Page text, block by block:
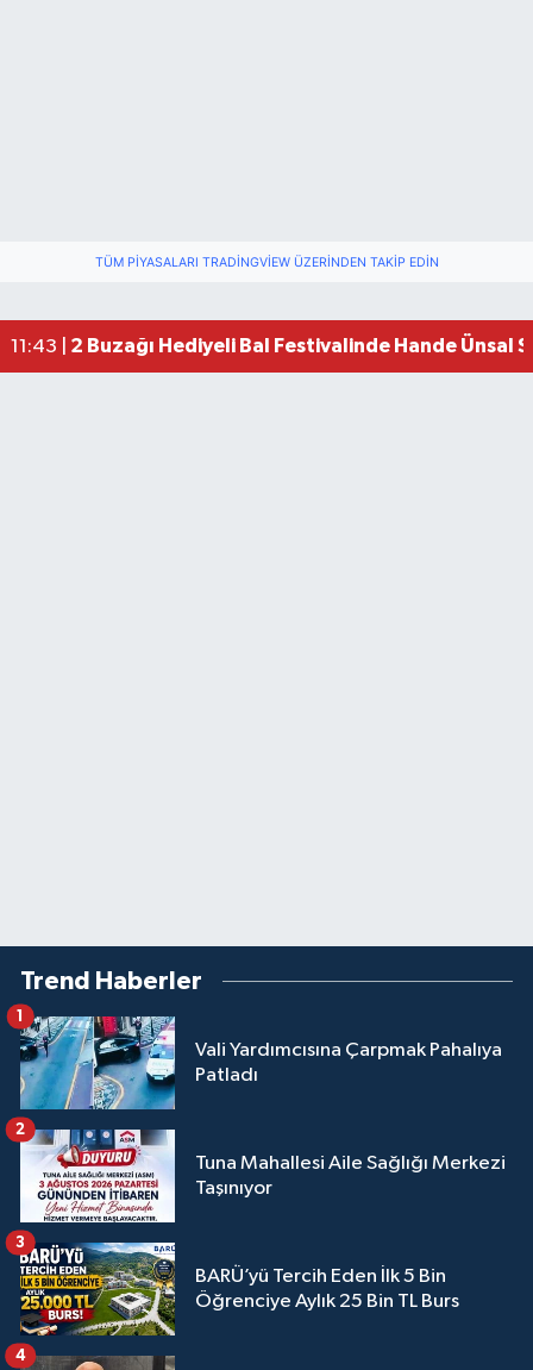
TÜM PIYASALARI TRADINGVIEW ÜZERINDEN TAKIP EDIN
11:43 | 2 Buzağı Hediyeli Bal Festivalinde Hande Ünsal
Trend Haberler
Vali Yardımcısına Çarpmak Pahalıya
Patladı
1
Tuna Mahallesi Aile Sağlığı Merkezi
Taşınıyor
2
BARÜ’yü Tercih Eden İlk 5 Bin
Öğrenciye Aylık 25 Bin TL Burs
3
4